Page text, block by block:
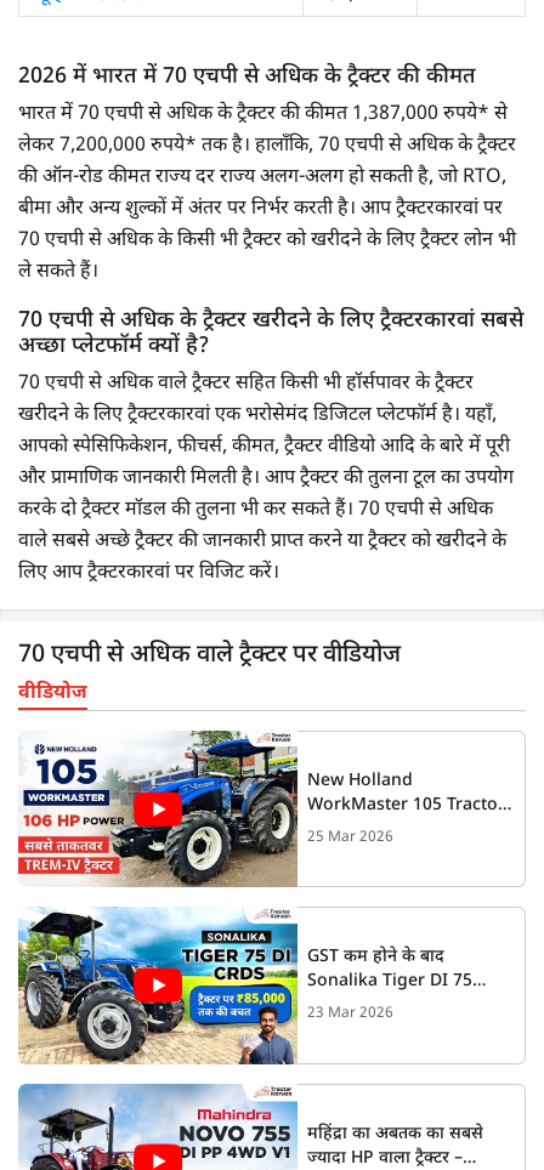
2026 में भारत में 70 एचपी से अधिक के ट्रैक्टर की कीमत
भारत में 70 एचपी से अधिक के ट्रैक्टर की कीमत 1,387,000 रुपये* से
लेकर 7,200,000 रुपये* तक है। हालाँकि, 70 एचपी से अधिक के ट्रैक्टर
की ऑन-रोड कीमत राज्य दर राज्य अलग-अलग हो सकती है, जो RTO,
बीमा और अन्य शुल्कों में अंतर पर निर्भर करती है। आप ट्रैक्टरकारवां पर
70 एचपी से अधिक के किसी भी ट्रैक्टर को खरीदने के लिए ट्रैक्टर लोन भी
ले सकते हैं।
70 एचपी से अधिक के ट्रैक्टर खरीदने के लिए ट्रैक्टरकारवां सबसे
अच्छा प्लेटफॉर्म क्यों है?
70 एचपी से अधिक वाले ट्रैक्टर सहित किसी भी हॉर्सपावर के ट्रैक्टर
खरीदने के लिए ट्रैक्टरकारवां एक भरोसेमंद डिजिटल प्लेटफॉर्म है। यहाँ,
आपको स्पेसिफिकेशन, फीचर्स, कीमत, ट्रैक्टर वीडियो आदि के बारे में पूरी
और प्रामाणिक जानकारी मिलती है। आप ट्रैक्टर की तुलना टूल का उपयोग
करके दो ट्रैक्टर मॉडल की तुलना भी कर सकते हैं। 70 एचपी से अधिक
वाले सबसे अच्छे ट्रैक्टर की जानकारी प्राप्त करने या ट्रैक्टर को खरीदने के
लिए आप ट्रैक्टरकारवां पर विजिट करें।
70 एचपी से अधिक वाले ट्रैक्टर पर वीडियोज
वीडियोज
New Holland
WorkMaster 105 Tractor
Review | 3500 KG Lifting
25 Mar 2026
GST कम होने के बाद
Sonalika Tiger DI 75
CRDS 4WD ट्रैक्टर का यह
23 Mar 2026
महिंद्रा का अबतक का सबसे
ज्यादा HP वाला ट्रैक्टर –